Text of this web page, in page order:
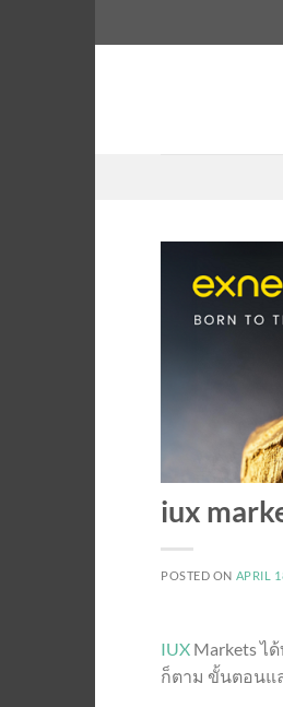
to
iux
POSTED ON APRIL
IUX Markets ไ
ก็ตาม ขั้นตอนแ